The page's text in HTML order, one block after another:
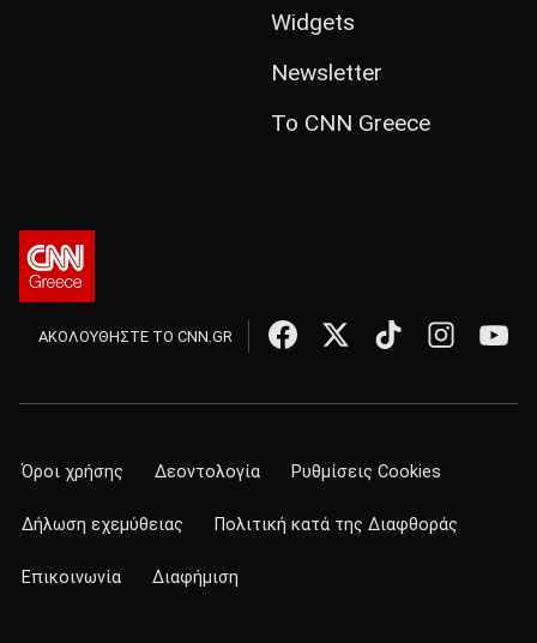
Widgets
Newsletter
Το CNN Greece
ΑΚΟΛΟΥΘΗΣΤΕ ΤΟ CNN.GR
Όροι χρήσης Δεοντολογία Ρυθμίσεις Cookies
Δήλωση εχεμύθειας Πολιτική κατά της Διαφθοράς
Επικοινωνία Διαφήμιση